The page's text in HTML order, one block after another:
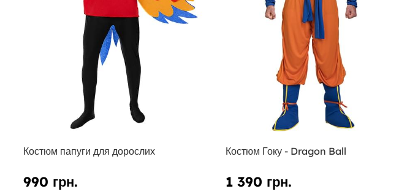
Костюм папуги для дорослих
990 грн.
Костюм Гоку - Dragon Ball
1 390 грн.